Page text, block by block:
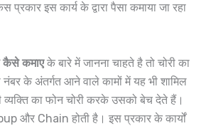
इस कार्य के द्वारा पैसा कमाया जा रहा
कैसे कमाएके बारे में जानना चाहते है तो चोरी का
के अंतर्गत आने वाले कामों में यह भी शामिल
का फोन चोरी करके उसको बेच देते हैं।
और Chain होती है। इस प्रकार के कार्यों